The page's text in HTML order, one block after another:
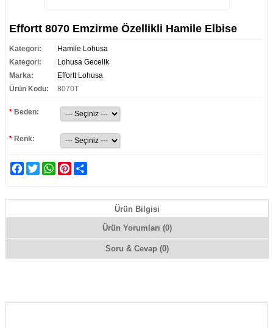
Effortt 8070 Emzirme Özellikli Hamile Elbise
Kategori:
Hamile Lohusa
Kategori:
Lohusa Gecelik
Marka:
Effortt Lohusa
Ürün Kodu:
8070T
* Beden:
* Renk:
Facebook
TwitterWhatsAppPinterest
Ürün Bilgisi
Ürün Yorumları (0)
Soru & Cevap (0)